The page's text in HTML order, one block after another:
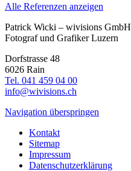
Alle Referenzen anzeigen
Patrick Wicki – wivisions GmbH
Fotograf und Grafiker Luzern
Dorfstrasse 48
6026 Rain
Tel. 041 459 04 00
info@wivisions.ch
Navigation überspringen
Kontakt
Sitemap
Impressum
Datenschutzerklärung